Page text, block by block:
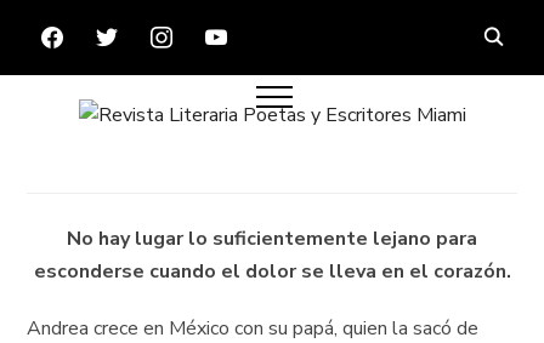
FACEBOOKTWITTERINSTAGRAMYOUTUBE
No hay lugar lo suficientemente lejano para
esconderse cuando el dolor se lleva en el corazón.
Andrea crece en México con su papá, quien la sacó de